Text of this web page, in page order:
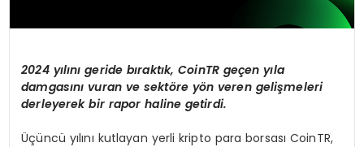
2024 yılınıgeride bıraktık, CoinTR geçen yıla
damgasınıvuran ve sektöre yön veren gelişmeleri
derleyerek bir rapor haline getirdi.
Üçüncü yılını kutlayan yerli kripto para borsası CoinTR,